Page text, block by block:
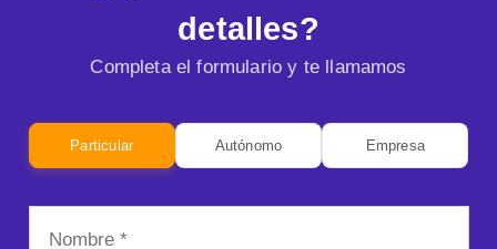
detalles?
Completa el formulario y te llamamos
Particular Autónomo Empresa